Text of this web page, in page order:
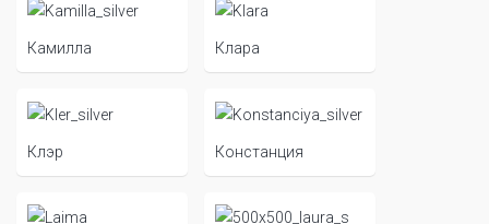
Камилла Клара
Клэр Констанция